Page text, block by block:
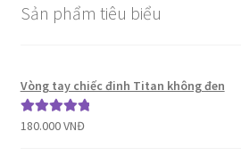
Sản phẩm tiêu biểu
Vòng tay chiếc đinh Titan không đen
Được xếp
180.000VNĐ